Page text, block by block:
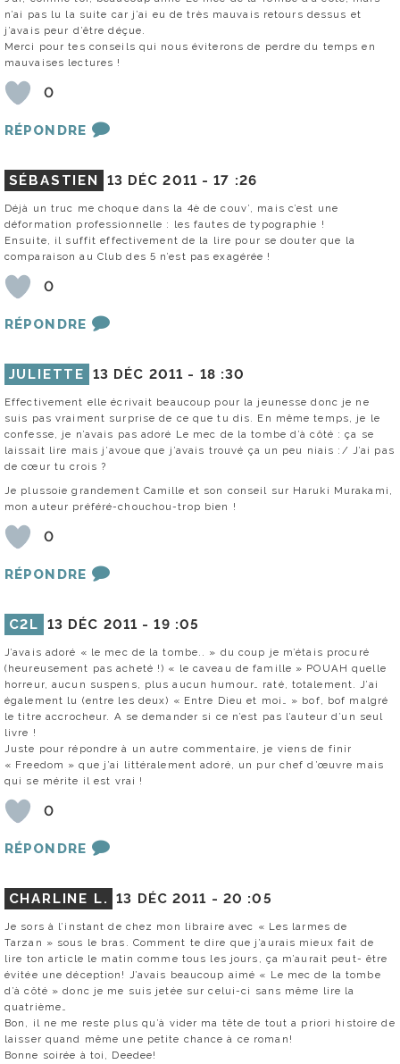
n’ai pas lu la suite car j’ai eu de très mauvais retours dessus et
j’avais peur d’être déçue.
Merci pour tes conseils qui nous éviterons de perdre du temps en
mauvaises lectures !
0
RÉPONDRE
SÉBASTIEN 13 DÉC 2011 -17 :26
Déjà un truc me choque dans la 4è de couv’, mais c’est une
déformation professionnelle : les fautes de typographie !
Ensuite, il suffit effectivement de la lire pour se douter que la
comparaison au Club des 5 n’est pas exagérée !
0
RÉPONDRE
JULIETTE 13 DÉC 2011 - 18 :30
Effectivement elle écrivait beaucoup pour la jeunesse donc je ne
suis pas vraiment surprise de ce que tu dis. En même temps, je le
confesse, je n’avais pas adoré Le mec de la tombe d’à côté : ça se
laissait lire mais j’avoue que j’avais trouvé ça un peu niais :/ J’ai pas
de cœur tu crois ?
Je plussoie grandement Camille et son conseil sur Haruki Murakami,
mon auteur préféré-chouchou-trop bien !
0
RÉPONDRE
C2L 13 DÉC 2011 -19 :05
J’avais adoré « le mec de la tombe.. » du coup je m’étais procuré
(heureusement pas acheté !) « le caveau de famille » POUAH quelle
horreur, aucun suspens, plus aucun humour… raté, totalement. J’ai
également lu (entre les deux) « Entre Dieu et moi… » bof, bof malgré
le titre accrocheur. A se demander si ce n’est pas l’auteur d’un seul
livre !
Juste pour répondre à un autre commentaire, je viens de finir
« Freedom » que j’ai littéralement adoré, un pur chef d’œuvre mais
qui se mérite il est vrai !
0
RÉPONDRE
CHARLINE L. 13 DÉC 2011 - 20 :05
Je sors à l’instant de chez mon libraire avec « Les larmes de
Tarzan » sous le bras. Comment te dire que j’aurais mieux fait de
lire ton article le matin comme tous les jours, ça m’aurait peut- être
évitée une déception! J’avais beaucoup aimé « Le mec de la tombe
d’à côté » donc je me suis jetée sur celui-ci sans même lire la
quatrième…
Bon, il ne me reste plus qu’à vider ma tête de tout a priori histoire de
laisser quand même une petite chance à ce roman!
Bonne soirée à toi, Deedee!